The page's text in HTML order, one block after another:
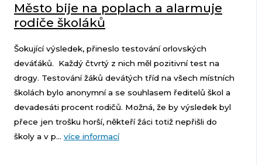
Město bije na poplach a alarmuje
rodiče školáků
Šokující výsledek, přineslo testování orlovských
deváťáků. Každý čtvrtý z nich měl pozitivní test na
drogy. Testování žáků devátých tříd na všech místních
školách bylo anonymní a se souhlasem ředitelů škol a
devadesáti procent rodičů. Možná, že by výsledek byl
přece jen trošku horší, někteří žáci totiž nepřišli do
školy a v p... více informací